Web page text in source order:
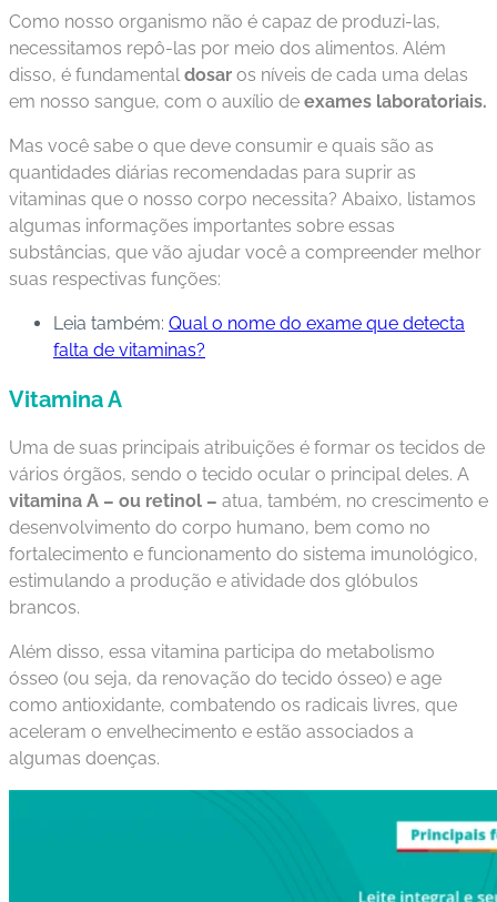
B
lo
g
C
o
n
ta
t
o
B
x
o
A
P
P
Como nosso organismo não é capaz de produzi-las,
necessitamos repô-las por meio dos alimentos. Além
disso, é fundamentaldosar os níveis de cada uma delas
em nosso sangue, com o auxílio de exames laboratoriais.
Mas você sabe o que deve consumir e quais são as
quantidades diárias recomendadas para suprir as
vitaminas que o nosso corpo necessita? Abaixo, listamos
algumas informações importantes sobre essas
substâncias, que vão ajudar você a compreender melhor
suas respectivas funções:
Leia também: Qual o nome do exame que detecta
falta de vitaminas?
Vitamina A
Uma de suas principais atribuições é formar os tecidos de
vários órgãos, sendo o tecido ocular o principal deles. A
vitamina A – ou retinol – atua, também, no crescimento e
desenvolvimento do corpo humano, bem como no
fortalecimento e funcionamento do sistema imunológico,
estimulando a produção e atividade dos glóbulos
brancos.
Além disso, essa vitamina participa do metabolismo
ósseo (ou seja, da renovação do tecido ósseo) e age
como antioxidante, combatendo os radicais livres, que
aceleram o envelhecimento e estão associados a
algumas doenças.